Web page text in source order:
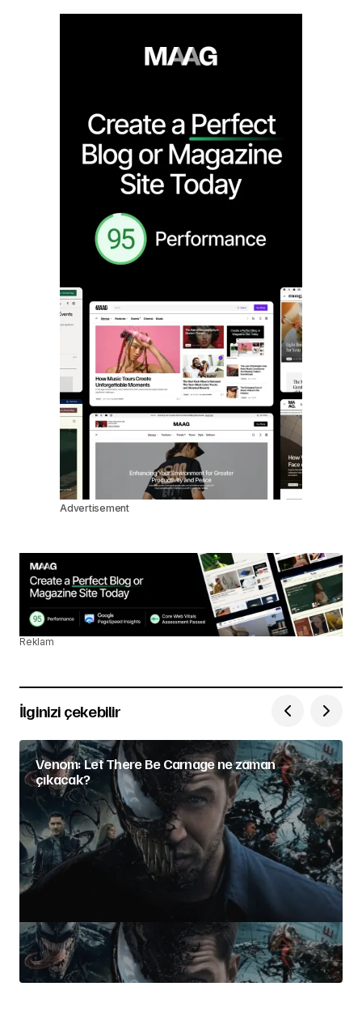
Advertisement
Reklam
İlginizi çekebilir
Venom: Let There Be Carnage ne zaman
çıkacak?